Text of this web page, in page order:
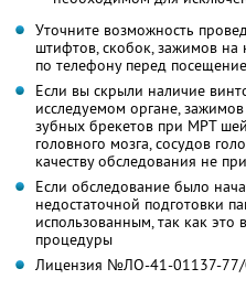
Уточните возможность
штифтов, скобок, зажимов на
по телефону перед
Если вы скрыли наличие
исследуемом органе,
зубных брекетов при МРТ
головного мозга, сосудов
качеству обследования не
Если обследование было
недостаточной подготовки
использованным, так как
процедуры
Лицензия №ЛО-41-01137-